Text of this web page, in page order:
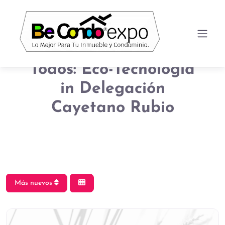
Todos: Eco-Tecnología
in Delegación
Cayetano Rubio
Más nuevos